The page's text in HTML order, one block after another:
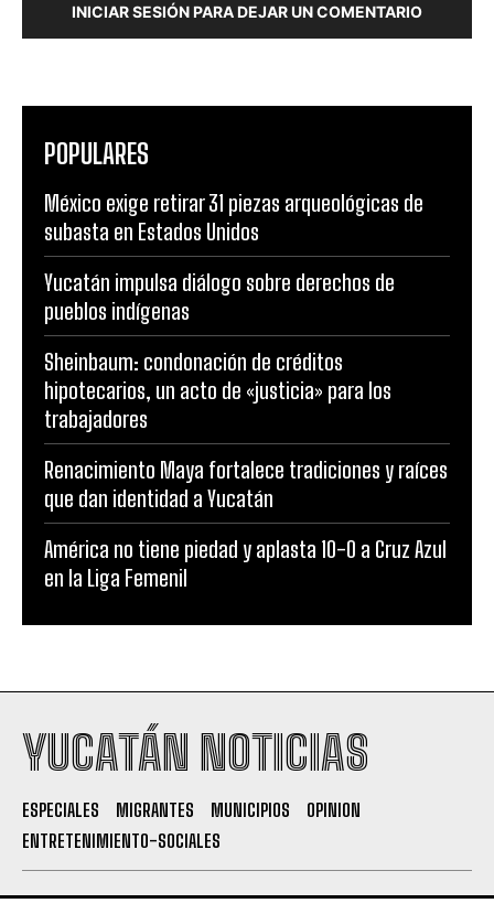
INICIAR SESIÓN PARA DEJAR UN COMENTARIO
POPULARES
México exige retirar 31 piezas arqueológicas de
subasta en Estados Unidos
Yucatán impulsa diálogo sobre derechos de
pueblos indígenas
Sheinbaum: condonación de créditos
hipotecarios, un acto de «justicia» para los
trabajadores
Renacimiento Maya fortalece tradiciones y raíces
que dan identidad a Yucatán
América no tiene piedad y aplasta 10-0 a Cruz Azul
en la Liga Femenil
YUCATÁN NOTICIAS
ESPECIALES MIGRANTES MUNICIPIOS
OPINION
ENTRETENIMIENTO-SOCIALES